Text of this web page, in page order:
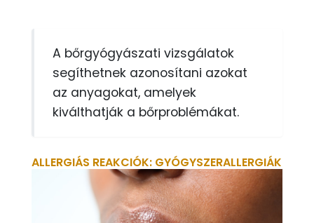
A bőrgyógyászati vizsgálatok
segíthetnek azonosítani azokat
az anyagokat, amelyek
kiválthatják a bőrproblémákat.
ALLERGIÁS REAKCIÓK: GYÓGYSZERALLERGIÁK